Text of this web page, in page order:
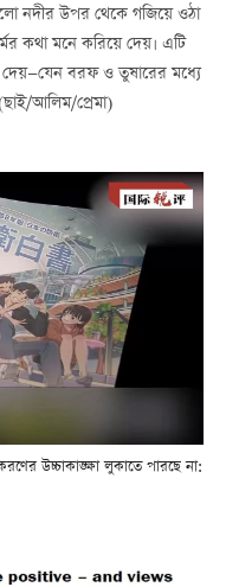
নদীর উপর থেকে গজিয়ে ওঠা
কথা মনে করিয়ে দেয়। এটি
দেয়—যেন বরফ ও তুষারের মধ্যে
আলিম/প্রেমা)
উচ্চাকাঙ্ক্ষা লুকাতে পারছে না: